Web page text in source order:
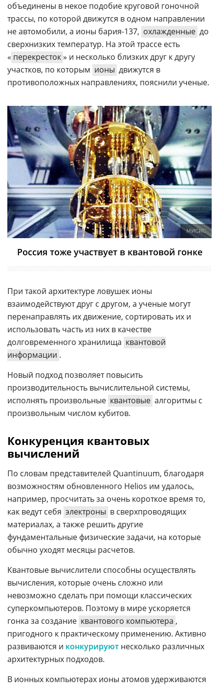
объединены в некое подобие круговой гоночной
трассы, по которой движутся в одном направлении
не автомобили, а ионы бария-137, охлажденные до
сверхнизких температур. На этой трассе есть
« перекресток» и несколько близких друг к другу
участков, по которым ионы движутся в
противоположных направлениях, пояснили ученые.
МИСИС
Россия тоже участвует в квантовой гонке
При такой архитектуре ловушек ионы
взаимодействуют друг с другом, а ученые могут
перенаправлять их движение, сортировать их и
использовать часть из них в качестве
долговременного хранилища квантовой
информации .
Новый подход позволяет повысить
производительность вычислительной системы,
исполнять произвольные квантовые алгоритмы с
произвольным числом кубитов.
Конкуренция квантовых
вычислений
По словам представителей Quantinuum, благодаря
возможностям обновленного Helios им удалось,
например, просчитать за очень короткое время то,
как ведут себя электроны в сверхпроводящих
материалах, а также решить другие
фундаментальные физические задачи, на которые
обычно уходят месяцы расчетов.
Квантовые вычислители способны осуществлять
вычисления, которые очень сложно или
невозможно сделать при помощи классических
суперкомпьютеров. Поэтому в мире ускоряется
гонка за создание квантового компьютера ,
пригодного к практическому применению. Активно
развиваются и конкурируют несколько различных
архитектурных подходов.
В ионных компьютерах ионы атомов удерживаются